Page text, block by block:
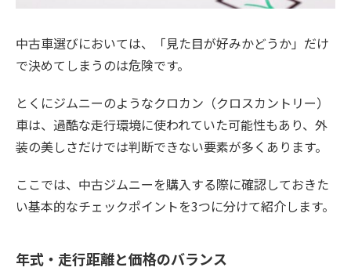
中古車選びにおいては、「見た目が好みかどうか」だけ
で決めてしまうのは危険です。
とくにジムニーのようなクロカン（クロスカントリー）
車は、過酷な走行環境に使われていた可能性もあり、外
装の美しさだけでは判断できない要素が多くあります。
ここでは、中古ジムニーを購入する際に確認しておきた
い基本的なチェックポイントを3つに分けて紹介します。
年式・走行距離と価格のバランス